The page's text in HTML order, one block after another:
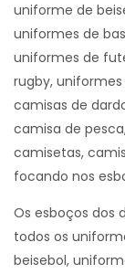
uniforme de
uniformes de
uniformes de
rugby,
camisas de
camisa de
camisetas,
focando nos
Os esboços dos
todos os
beisebol,